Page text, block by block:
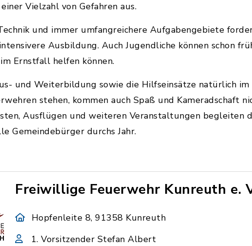
Vielzahl von Gefahren aus.
und immer umfangreichere Aufgabengebiete
Ausbildung. Auch Jugendliche können schon
Ernstfall helfen können.
und Weiterbildung sowie die Hilfseinsätze natürlich
stehen, kommen auch Spaß und Kameradschaft
Ausflügen und weiteren Veranstaltungen begleiten
Gemeindebürger durchs Jahr.
Freiwillige Feuerwehr Kunreuth e.
Hopfenleite 8, 91358 Kunreuth
1. Vorsitzender Stefan Albert